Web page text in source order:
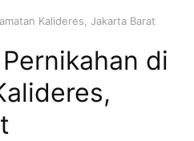
Kalideres, Jakarta Barat
di